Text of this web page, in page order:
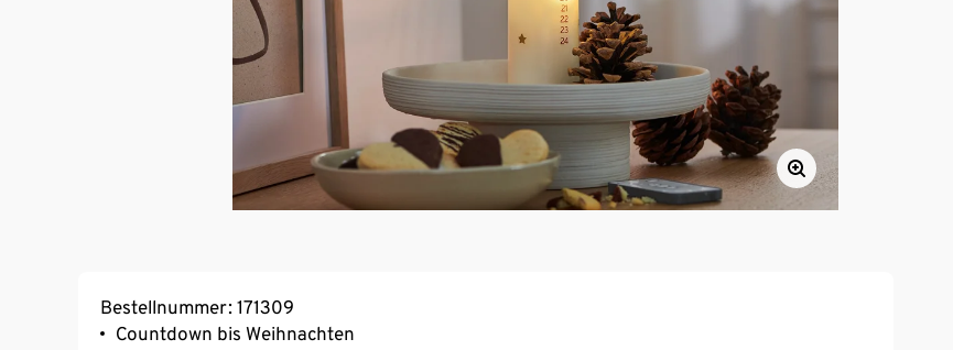
Bestellnummer: 171309
Countdown bis Weihnachten